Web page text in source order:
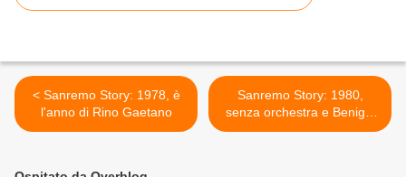
< Sanremo Story: 1978, è
l'anno di Rino Gaetano
Sanremo Story: 1980,
senza orchestra e Benigni
show >